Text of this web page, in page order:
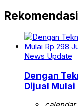
News Update
Dengan
Dijual Mulai